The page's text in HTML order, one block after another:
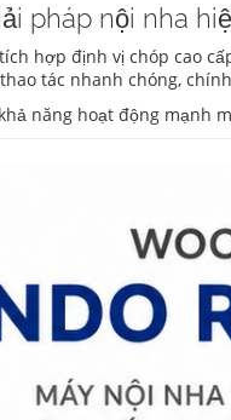
pháp nội nha
hợp định vị chóp cao
tác nhanh chóng,
năng hoạt động mạnh